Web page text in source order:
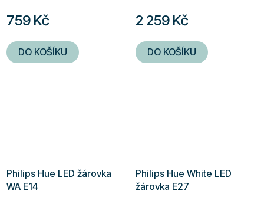
759 Kč
DO KOŠÍKU
2 259 Kč
DO KOŠÍKU
Philips Hue LED žárovka
WA E14
Philips Hue White LED
žárovka E27